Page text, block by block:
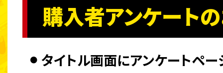
購入者アンケート
タイトル画面にアンケートペ